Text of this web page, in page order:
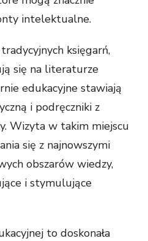
intelektualne.
księgarń,
się na literaturze
edukacyjne stawiają
i podręczniki z
Wizyta w takim miejscu
się z najnowszymi
obszarów wiedzy,
i stymulujące
to doskonała